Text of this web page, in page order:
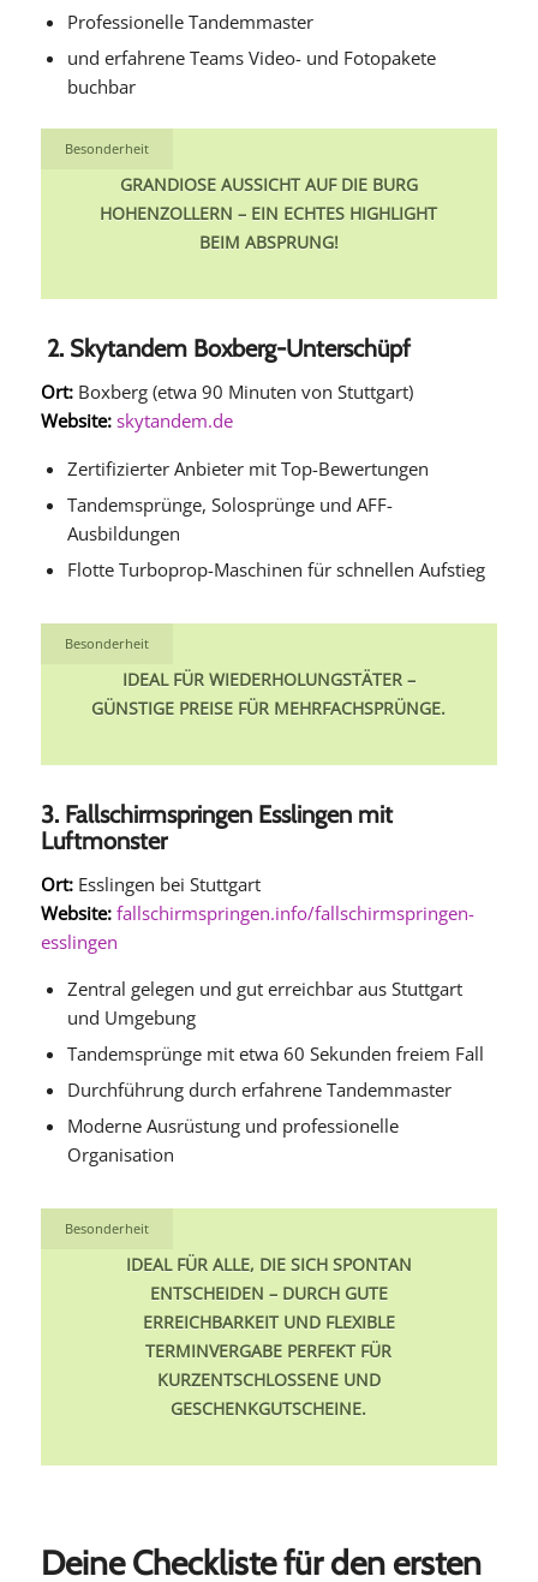
Professionelle Tandemmaster
und erfahrene Teams Video- und Fotopakete
buchbar
Besonderheit
GRANDIOSE AUSSICHT AUF DIE BURG
HOHENZOLLERN – EIN ECHTES HIGHLIGHT
BEIM ABSPRUNG!
2. Skytandem Boxberg-Unterschüpf
Ort:Boxberg (etwa 90 Minuten von Stuttgart)
Website: skytandem.de
Zertifizierter Anbieter mit Top-Bewertungen
Tandemsprünge, Solosprünge und AFF-
Ausbildungen
Flotte Turboprop-Maschinen für schnellen Aufstieg
Besonderheit
IDEAL FÜR WIEDERHOLUNGSTÄTER –
GÜNSTIGE PREISE FÜR MEHRFACHSPRÜNGE.
3. Fallschirmspringen Esslingen mit
Luftmonster
Ort:Esslingen bei Stuttgart
Website: fallschirmspringen.info/fallschirmspringen-
esslingen
Zentral gelegen und gut erreichbar aus Stuttgart
und Umgebung
Tandemsprünge mit etwa 60 Sekunden freiem Fall
Durchführung durch erfahrene Tandemmaster
Moderne Ausrüstung und professionelle
Organisation
Besonderheit
IDEAL FÜR ALLE, DIE SICH SPONTAN
ENTSCHEIDEN – DURCH GUTE
ERREICHBARKEIT UND FLEXIBLE
TERMINVERGABE PERFEKT FÜR
KURZENTSCHLOSSENE UND
GESCHENKGUTSCHEINE.
Deine Checkliste für den ersten